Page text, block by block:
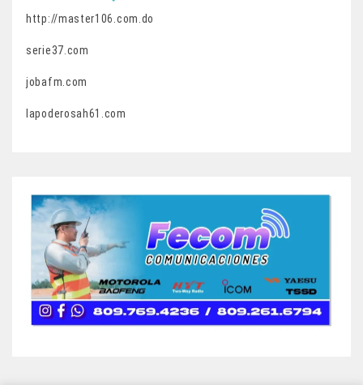
http://master106.com.do
serie37.com
jobafm.com
lapoderosah61.com